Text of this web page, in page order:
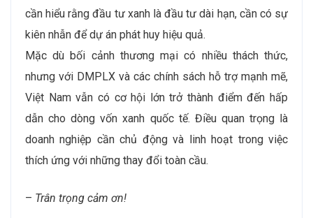
cần hiểu rằng đầu tư xanh là đầu tư dài hạn, cần có sự
kiên nhẫn để dự án phát huy hiệu quả.
Mặc dù bối cảnh thương mại có nhiều thách thức,
nhưng với DMPLX và các chính sách hỗ trợ mạnh mẽ,
Việt Nam vẫn có cơ hội lớn trở thành điểm đến hấp
dẫn cho dòng vốn xanh quốc tế. Điều quan trọng là
doanh nghiệp cần chủ động và linh hoạt trong việc
thích ứng với những thay đổi toàn cầu.
– Trân trọng cảm ơn!